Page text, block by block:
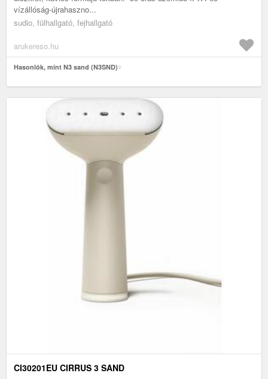
vízállóság-újrahaszno...
sudio, fülhallgató, fejhallgató
arukereso.hu
Hasonlók, mint N3 sand (N3SND)
CI30201EU CIRRUS 3 SAND